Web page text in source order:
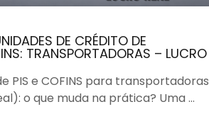
DE CRÉDITO DE
TRANSPORTADORAS – LUCRO
PIS e COFINS para transportadoras
o que muda na prática? Uma …